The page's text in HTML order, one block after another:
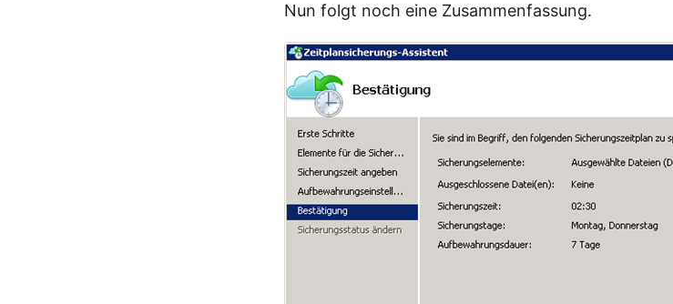
Nun folgt noch eine Zusammenfassung.